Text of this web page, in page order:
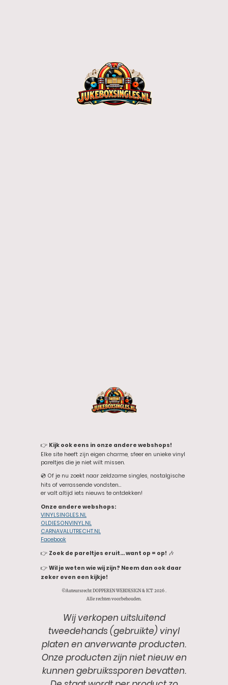
👉 Kijk ook eens in onze andere webshops!
Elke site heeft zijn eigen charme, sfeer en unieke vinyl
pareltjes die je niet wilt missen.
💿 Of je nu zoekt naar zeldzame singles, nostalgische
hits of verrassende vondsten…
er valt altijd iets nieuws te ontdekken!
Onze andere webshops:
VINYLSINGLES.NL
OLDIESONVINYL.NL
CARNAVALUTRECHT.NL
Facebook
👉 Zoek de pareltjes eruit… want op = op! 🎶
👉 Wil je weten wie wij zijn? Neem dan ook daar
zeker even een kijkje!
©Auteursrecht DOPPEREN WEBDESIGN & ICT 2026 .
Alle rechten voorbehouden.
Wij verkopen uitsluitend
tweedehands (gebruikte) vinyl
platen en anverwante producten.
Onze producten zijn niet nieuw en
kunnen gebruikssporen bevatten.